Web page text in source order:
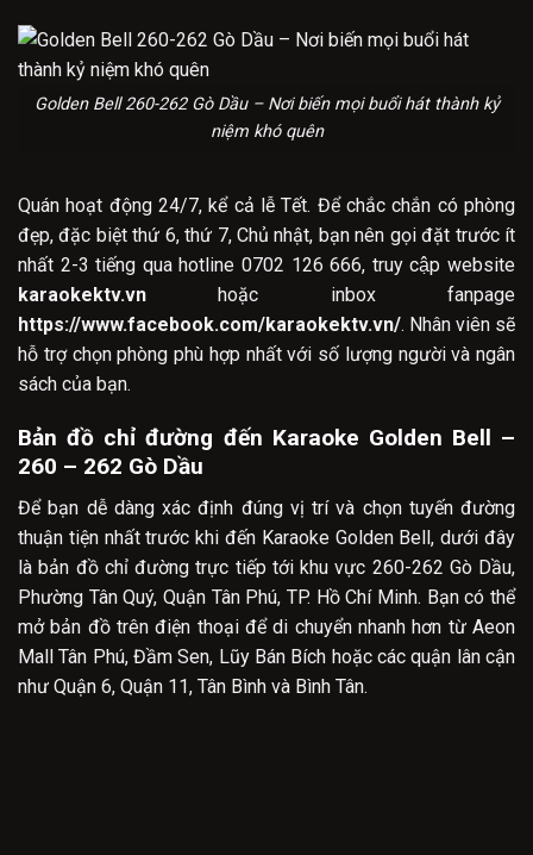
Golden Bell 260-262 Gò Dầu – Nơi biến mọi buổi hát thành kỷ
niệm khó quên
Quán hoạt động 24/7, kể cả lễ Tết. Để chắc chắn có phòng
đẹp, đặc biệt thứ 6, thứ 7, Chủ nhật, bạn nên gọi đặt trước ít
nhất 2-3 tiếng qua hotline 0702 126 666, truy cập website
karaokektv.vn hoặc inbox fanpage
https://www.facebook.com/karaokektv.vn/. Nhân viên sẽ
hỗ trợ chọn phòng phù hợp nhất với số lượng người và ngân
sách của bạn.
Bản đồ chỉ đường đến Karaoke Golden Bell –
260 – 262 Gò Dầu
Để bạn dễ dàng xác định đúng vị trí và chọn tuyến đường
thuận tiện nhất trước khi đến Karaoke Golden Bell, dưới đây
là bản đồ chỉ đường trực tiếp tới khu vực 260-262 Gò Dầu,
Phường Tân Quý, Quận Tân Phú, TP. Hồ Chí Minh. Bạn có thể
mở bản đồ trên điện thoại để di chuyển nhanh hơn từ Aeon
Mall Tân Phú, Đầm Sen, Lũy Bán Bích hoặc các quận lân cận
như Quận 6, Quận 11, Tân Bình và Bình Tân.